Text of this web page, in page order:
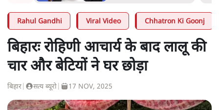
Rahul Gandhi Viral Video Chhatron Ki Goonj
बिहारः रोहिणी आचार्य के बाद लालू की
चार और बेटियों ने घर छोड़ा
बिहार सत्य ब्यूरो 17 NOV, 2025